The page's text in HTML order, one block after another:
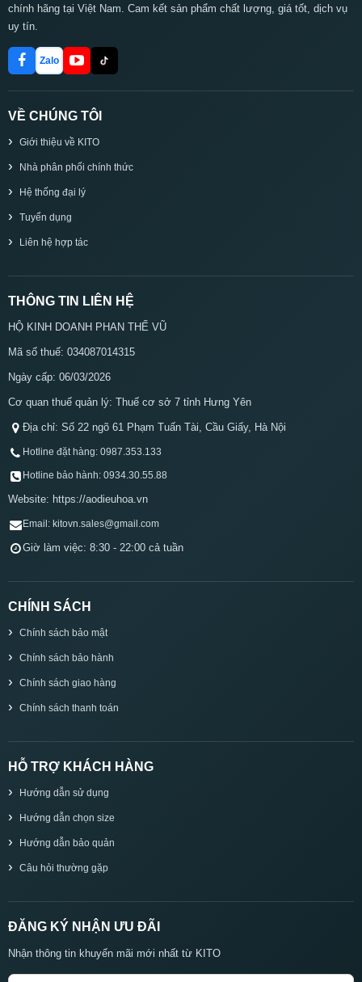
chính hãng tại Việt Nam. Cam kết sản phẩm chất lượng, giá tốt, dịch vụ
uy tín.
Zalo
VỀ CHÚNG TÔI
Giới thiệu về KITO
Nhà phân phối chính thức
Hệ thống đại lý
Tuyển dụng
Liên hệ hợp tác
THÔNG TIN LIÊN HỆ
HỘ KINH DOANH PHAN THẾ VŨ
Mã số thuế: 034087014315
Ngày cấp: 06/03/2026
Cơ quan thuế quản lý: Thuế cơ sở 7 tỉnh Hưng Yên
Địa chỉ: Số 22 ngõ 61 Phạm Tuấn Tài, Cầu Giấy, Hà Nội
Hotline đặt hàng: 0987.353.133
Hotline bảo hành: 0934.30.55.88
Website: https://aodieuhoa.vn
Email: kitovn.sales@gmail.com
Giờ làm việc: 8:30 - 22:00 cả tuần
CHÍNH SÁCH
Chính sách bảo mật
Chính sách bảo hành
Chính sách giao hàng
Chính sách thanh toán
HỖ TRỢ KHÁCH HÀNG
Hướng dẫn sử dụng
Hướng dẫn chọn size
Hướng dẫn bảo quản
Câu hỏi thường gặp
ĐĂNG KÝ NHẬN ƯU ĐÃI
Nhận thông tin khuyến mãi mới nhất từ KITO